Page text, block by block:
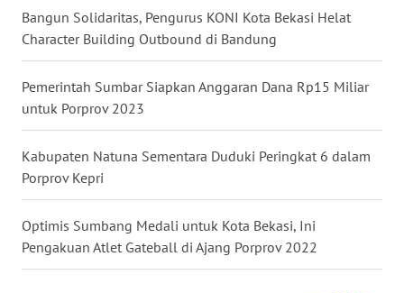
Bangun Solidaritas, Pengurus KONI Kota Bekasi Helat
Character Building Outbound di Bandung
Pemerintah Sumbar Siapkan Anggaran Dana Rp15 Miliar
untuk Porprov 2023
Kabupaten Natuna Sementara Duduki Peringkat 6 dalam
Porprov Kepri
Optimis Sumbang Medali untuk Kota Bekasi, Ini
Pengakuan Atlet Gateball di Ajang Porprov 2022
WN
KALSEL
WN
KALTIM
SULSEL
GORONTALO